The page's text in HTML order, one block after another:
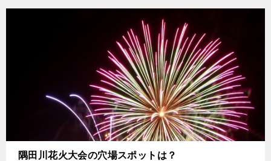
隅田川花火大会の穴場スポットは？